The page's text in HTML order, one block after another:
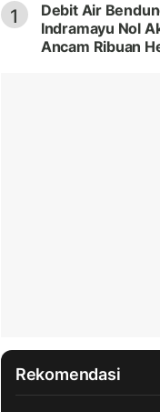
1
Debit Air
Indramayu Nol
Ancam Ribuan
Rekomendasi